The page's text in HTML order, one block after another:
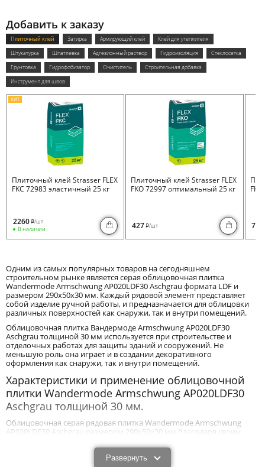
Добавить к заказу
Плиточный клей Затирка Армирующий клей
Клей для утеплителя
Штукатурка
Шпатлевка Адгезионный раствор Гидроизоляция
Стеклосетка
Грунтовка
Гидрофобизатор Очиститель
Строительная добавка
Инструмент для швов
ХИТ
Плиточный клей Strasser FLEX
FKC 72983 эластичный 25 кг
2260 i/шт
В наличии
Плиточный клей Strasser FLEX
FKO 72997 оптимальный 25 кг
427 i/шт 730
Одним из самых популярных товаров на сегодняшнем
строительном рынке является серая облицовочная плитка
Wandermode Armschwung AP020LDF30 Aschgrau формата LDF и
размером 290x50x30 мм. Каждый рядовой элемент представляет
собой изделие ручной работы, и предназначается для облицовки
различных поверхностей как снаружи, так и внутри помещений.
Облицовочная плитка Вандермоде Armschwung AP020LDF30
Aschgrau толщиной 30 мм используется при строительстве и
отделочных работах для защиты зданий и сооружений. Не
меньшую роль она играет и в создании декоративного
оформления как снаружи, так и внутри помещений.
Характеристики и применение облицовочной
плитки Wandermode Armschwung AP020LDF30
Aschgrau толщиной 30 мм.
Облицовочная серая рядовая плитка Wandermode Armschwung
AP020LDF30 Aschgrau размером 290x50x30 мм благодаря своим
защищает постройки от механического воздействия и влияния
негативных природных факторов. Оптимальная толщина 30 мм
Развернуть